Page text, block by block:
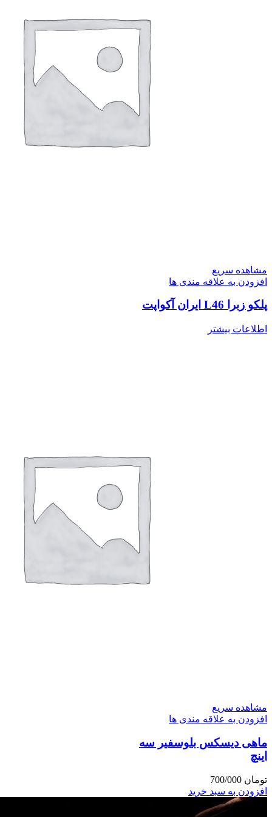
مشاهده سریع
افزودن به علاقه مندی ها
پلکو زبرا L46 ایران آکواپت
اطلاعات بیشتر
مشاهده سریع
افزودن به علاقه مندی ها
ماهی دیسکس بلوسفیر سه
اینچ
تومان
افزودن به سبد خرید